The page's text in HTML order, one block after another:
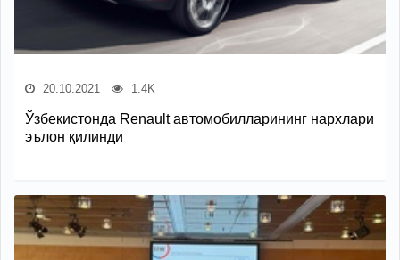
20.10.2021 1.4K
Ўзбекистонда Renault автомобилларининг нархлари
эълон қилинди